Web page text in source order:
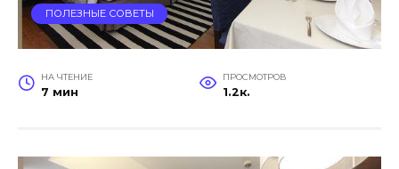
ПОЛЕЗНЫЕ СОВЕТЫ
НА ЧТЕНИЕ
7 мин
ПРОСМОТРОВ
1.2к.